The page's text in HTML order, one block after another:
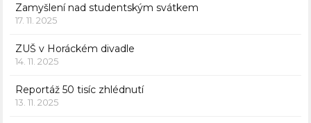
Zamyšlení nad studentským svátkem
17. 11. 2025
ZUŠ v Horáckém divadle
14. 11. 2025
Reportáž 50 tisíc zhlédnutí
13. 11. 2025